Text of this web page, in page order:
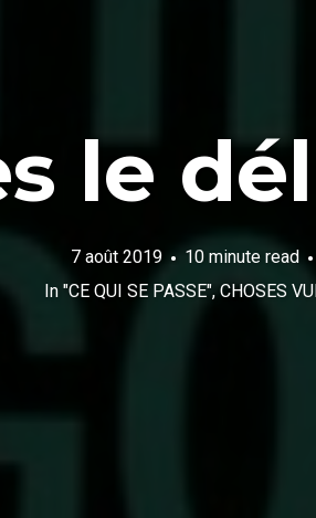
le
7 août 2019 10 minute read
In "CE QUI SE PASSE", CHOSES